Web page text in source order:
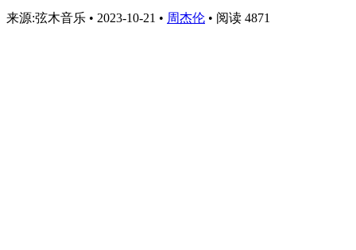
来源:弦木音乐 • 2023-10-21 • 周杰伦 • 阅读 4871